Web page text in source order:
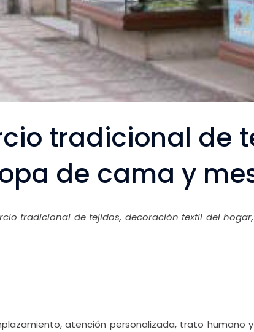
tradicional de
de cama y
tradicional de tejidos, decoración textil del hogar,
atención personalizada, trato humano y